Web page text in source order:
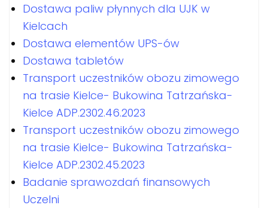
Dostawa paliw płynnych dla UJK w
Kielcach
Dostawa elementów UPS-ów
Dostawa tabletów
Transport uczestników obozu zimowego
na trasie Kielce- Bukowina Tatrzańska-
Kielce ADP.2302.46.2023
Transport uczestników obozu zimowego
na trasie Kielce- Bukowina Tatrzańska-
Kielce ADP.2302.45.2023
Badanie sprawozdań finansowych
Uczelni